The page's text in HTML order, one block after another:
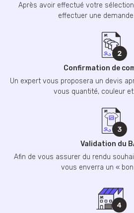
Après avoir effectué votre
effectuer une
Confirmation de
Un expert vous proposera un devis
vous quantité, couleur
Validation du
Afin de vous assurer du rendu
vous enverra un «